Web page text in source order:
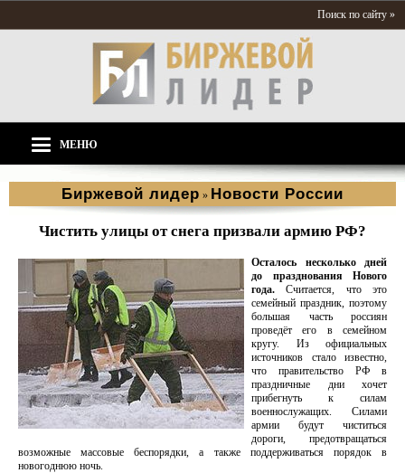
Поиск по сайту »
МЕНЮ
Биржевой лидер » Новости России
Чистить улицы от снега призвали армию РФ?
Осталось несколько дней
до празднования Нового
года. Считается, что это
семейный праздник, поэтому
большая часть россиян
проведёт его в семейном
кругу. Из официальных
источников стало известно,
что правительство РФ в
праздничные дни хочет
прибегнуть к силам
военнослужащих. Силами
армии будут чиститься
дороги, предотвращаться
возможные массовые беспорядки, а также поддерживаться порядок в
новогоднюю ночь.